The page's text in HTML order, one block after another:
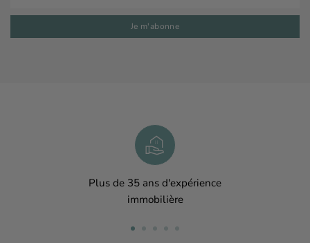
Plus de 35 ans d'expérience
immobilière